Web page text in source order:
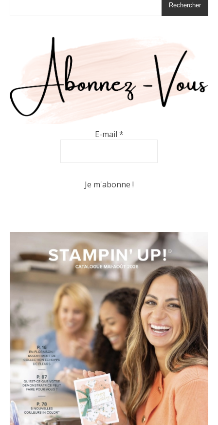
Rechercher
E-mail *